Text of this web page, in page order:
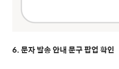
6. 문자 발송 안내 문구 팝업 확인